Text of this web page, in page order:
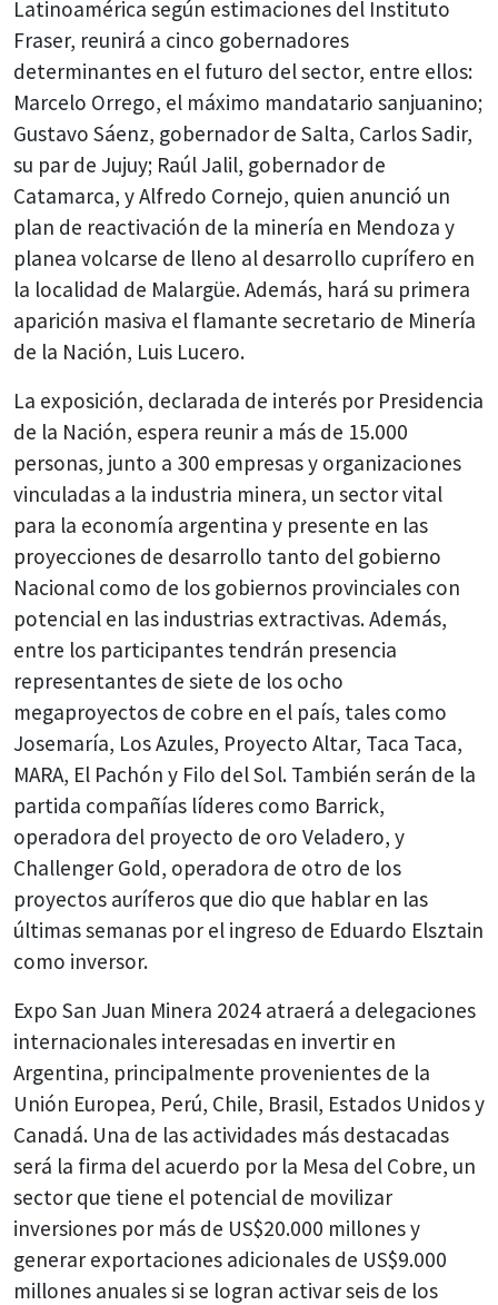
Latinoamérica según estimaciones del Instituto
Fraser, reunirá a cinco gobernadores
determinantes en el futuro del sector, entre ellos:
Marcelo Orrego, el máximo mandatario sanjuanino;
Gustavo Sáenz, gobernador de Salta, Carlos Sadir,
su par de Jujuy; Raúl Jalil, gobernador de
Catamarca, y Alfredo Cornejo, quien anunció un
plan de reactivación de la minería en Mendoza y
planea volcarse de lleno al desarrollo cuprífero en
la localidad de Malargüe. Además, hará su primera
aparición masiva el flamante secretario de Minería
de la Nación, Luis Lucero.
La exposición, declarada de interés por Presidencia
de la Nación, espera reunir a más de 15.000
personas, junto a 300 empresas y organizaciones
vinculadas a la industria minera, un sector vital
para la economía argentina y presente en las
proyecciones de desarrollo tanto del gobierno
Nacional como de los gobiernos provinciales con
potencial en las industrias extractivas. Además,
entre los participantes tendrán presencia
representantes de siete de los ocho
megaproyectos de cobre en el país, tales como
Josemaría, Los Azules, Proyecto Altar, Taca Taca,
MARA, El Pachón y Filo del Sol. También serán de la
partida compañías líderes como Barrick,
operadora del proyecto de oro Veladero, y
Challenger Gold, operadora de otro de los
proyectos auríferos que dio que hablar en las
últimas semanas por el ingreso de Eduardo Elsztain
como inversor.
Expo San Juan Minera 2024 atraerá a delegaciones
internacionales interesadas en invertir en
Argentina, principalmente provenientes de la
Unión Europea, Perú, Chile, Brasil, Estados Unidos y
Canadá. Una de las actividades más destacadas
será la firma del acuerdo por la Mesa del Cobre, un
sector que tiene el potencial de movilizar
inversiones por más de US$20.000 millones y
generar exportaciones adicionales de US$9.000
millones anuales si se logran activar seis de los